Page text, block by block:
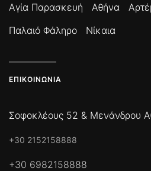
Αγία Παρασκευή
Αθήνα
Παλαιό Φάληρο
Νίκαια
ΕΠΙΚΟΙΝΩΝΊΑ
Σοφοκλέους 52 & Μενάνδρου
+30 2152158888
+30 6982158888